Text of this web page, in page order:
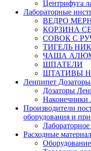
Центрифуга
Лабораторные
ВЕДРО
КОРЗИНА
СОВОК С
ТИГЕЛЬ
ЧАША
ШПАТЕЛИ
ШТАТИВЫ
Ленпипет
Дозаторы
Наконечники
Производители
оборудования и
Расходные